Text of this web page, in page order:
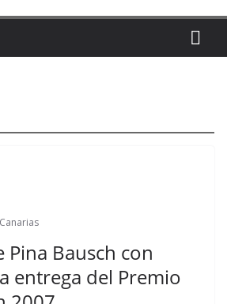
Pina Bausch con
entrega del Premio